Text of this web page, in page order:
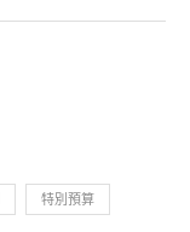
特別預算